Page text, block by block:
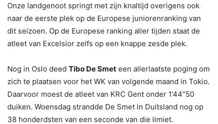
Onze landgenoot springt met zijn knaltijd overigens ook
naar de eerste plek op de Europese juniorenranking van
dit seizoen. Op de Europese ranking aller tijden staat de
atleet van Excelsior zelfs op een knappe zesde plek.
Nog in Oslo deed Tibo De Smet een allerlaatste poging om
zich te plaatsen voor het WK van volgende maand in Tokio.
Daarvoor moest de atleet van KRC Gent onder 1’44”50
duiken. Woensdag strandde De Smet in Duitsland nog op
38 honderdsten van een seconde van die limiet.